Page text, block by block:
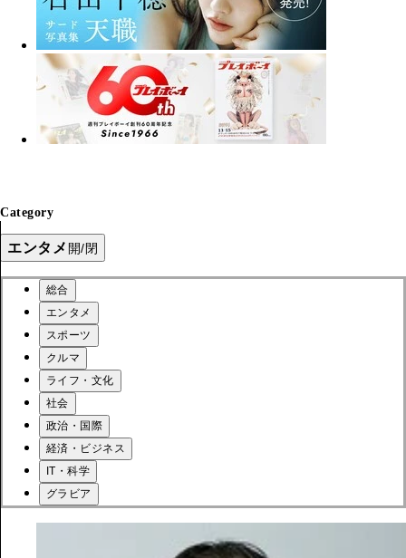
Category
エンタメ 開/閉
総合
エンタメ
スポーツ
クルマ
ライフ・文化
社会
政治・国際
経済・ビジネス
IT・科学
グラビア